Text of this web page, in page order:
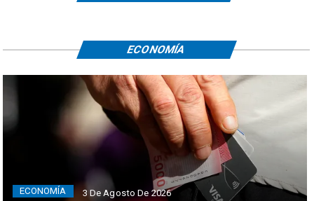
ECONOMÍA 3 De Agosto De 2026
ECONOMÍA